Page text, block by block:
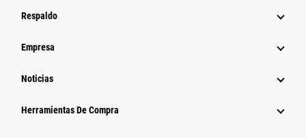
Respaldo
Empresa
Noticias
Herramientas De Compra